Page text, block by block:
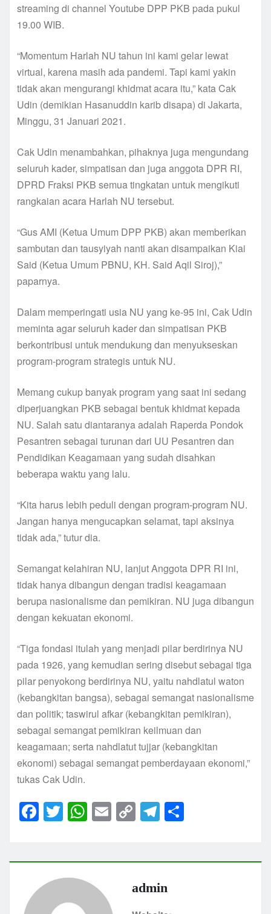
streaming di channel Youtube DPP PKB pada pukul
19.00 WIB.
“Momentum Harlah NU tahun ini kami gelar lewat
virtual, karena masih ada pandemi. Tapi kami yakin
tidak akan mengurangi khidmat acara itu,” kata Cak
Udin (demikian Hasanuddin karib disapa) di Jakarta,
Minggu, 31 Januari 2021.
Cak Udin menambahkan, pihaknya juga mengundang
seluruh kader, simpatisan dan juga anggota DPR RI,
DPRD Fraksi PKB semua tingkatan untuk mengikuti
rangkaian acara Harlah NU tersebut.
“Gus AMI (Ketua Umum DPP PKB) akan memberikan
sambutan dan tausyiyah nanti akan disampaikan Kiai
Said (Ketua Umum PBNU, KH. Said Aqil Siroj),”
paparnya.
Dalam memperingati usia NU yang ke-95 ini, Cak Udin
meminta agar seluruh kader dan simpatisan PKB
berkontribusi untuk mendukung dan menyukseskan
program-program strategis untuk NU.
Memang cukup banyak program yang saat ini sedang
diperjuangkan PKB sebagai bentuk khidmat kepada
NU. Salah satu diantaranya adalah Raperda Pondok
Pesantren sebagai turunan dari UU Pesantren dan
Pendidikan Keagamaan yang sudah disahkan
beberapa waktu yang lalu.
“Kita harus lebih peduli dengan program-program NU.
Jangan hanya mengucapkan selamat, tapi aksinya
tidak ada,” tutur dia.
Semangat kelahiran NU, lanjut Anggota DPR RI ini,
tidak hanya dibangun dengan tradisi keagamaan
berupa nasionalisme dan pemikiran. NU juga dibangun
dengan kekuatan ekonomi.
“Tiga fondasi itulah yang menjadi pilar berdirinya NU
pada 1926, yang kemudian sering disebut sebagai tiga
pilar penyokong berdirinya NU, yaitu nahdlatul waton
(kebangkitan bangsa), sebagai semangat nasionalisme
dan politik; taswirul afkar (kebangkitan pemikiran),
sebagai semangat pemikiran keilmuan dan
keagamaan; serta nahdlatut tujjar (kebangkitan
ekonomi) sebagai semangat pemberdayaan ekonomi,”
tukas Cak Udin.
F
e
b
T
er
W
s
A
E
l
C
y
Li
T
gr
a
e
admin